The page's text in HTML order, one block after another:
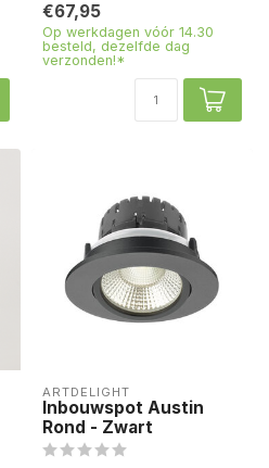
€67,95
Op werkdagen vóór 14.30
besteld, dezelfde dag
verzonden!*
ARTDELIGHT
Inbouwspot Austin
Rond - Zwart